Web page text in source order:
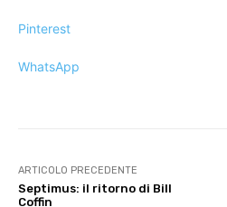
Pinterest
WhatsApp
ARTICOLO PRECEDENTE
Septimus: il ritorno di Bill
Coffin